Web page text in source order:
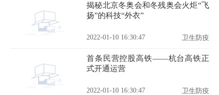
揭秘北京冬奥会和冬残奥会火炬“飞
扬”的科技“外衣”
2022-01-10 16:30:47 卫生防疫
首条民营控股高铁——杭台高铁正
式开通运营
2022-01-10 16:30:47 卫生防疫